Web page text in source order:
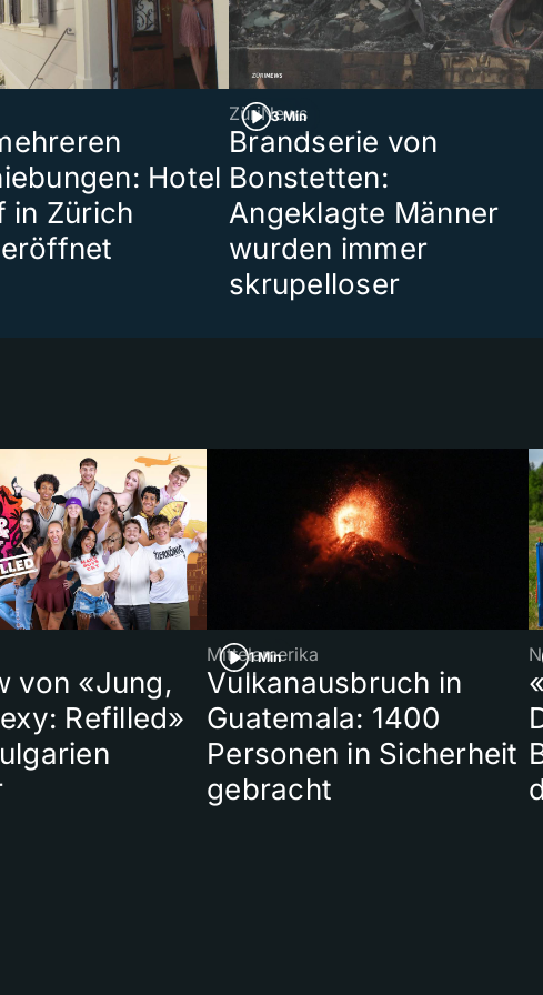
Hotel
in Zürich
3 Min
ZüriNews
Brandserie von
Bonstetten:
Angeklagte Männer
wurden immer
skrupelloser
von «Jung,
Refilled»
1 Min
Mittelamerika
Vulkanausbruch in
Guatemala: 1400
Personen in Sicherheit
gebracht